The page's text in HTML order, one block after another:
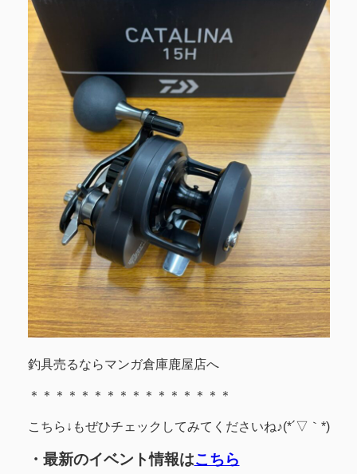
釣具売るならマンガ倉庫鹿屋店へ
＊＊＊＊＊＊＊＊＊＊＊＊＊＊＊＊
こちら↓もぜひチェックしてみてくださいね♪(*´▽｀*)
・最新のイベント情報はこちら